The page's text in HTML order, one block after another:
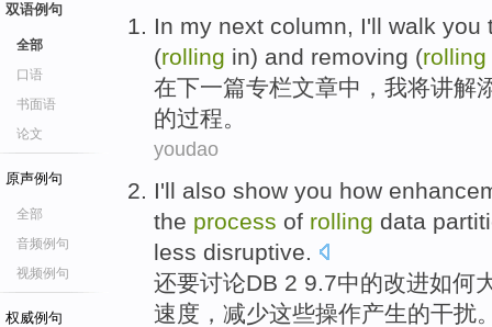
双语例句
全部
口语
书面语
论文
原声例句
全部
音频例句
视频例句
权威例句
In my next column, I'll walk you
(rolling in) and removing (rolling
在下一篇专栏文章中 ， 我将讲解
的过程。
youdao
I'll also show you how
the process of rolling data
less disruptive.
还要讨论DB 2 9.7中的改进如何
速度， 减少这些操作产生的干扰